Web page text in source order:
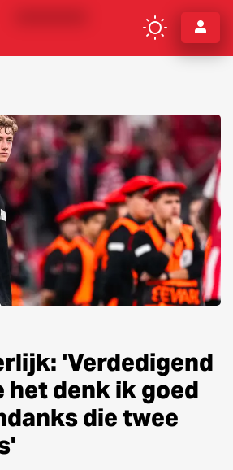
'Verdedigend
het denk ik goed
die twee